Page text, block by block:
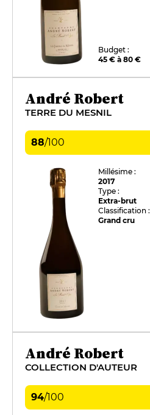
Budget :
45 € à 80 €
André Robert
TERRE DU MESNIL
88/100
Millésime :
2017
Type :
Extra-brut
Classification :
Grand cru
André Robert
COLLECTION D'AUTEUR
94/100